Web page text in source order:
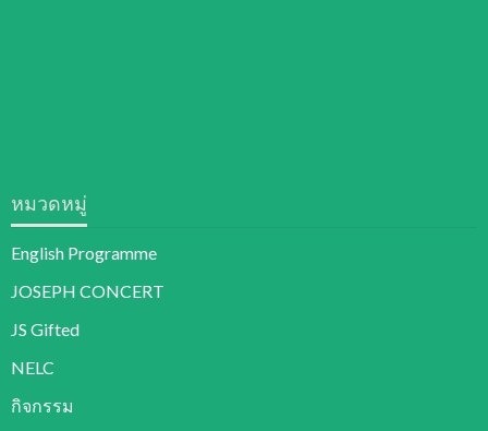
หมวดหมู่
English Programme
JOSEPH CONCERT
JS Gifted
NELC
กิจกรรม